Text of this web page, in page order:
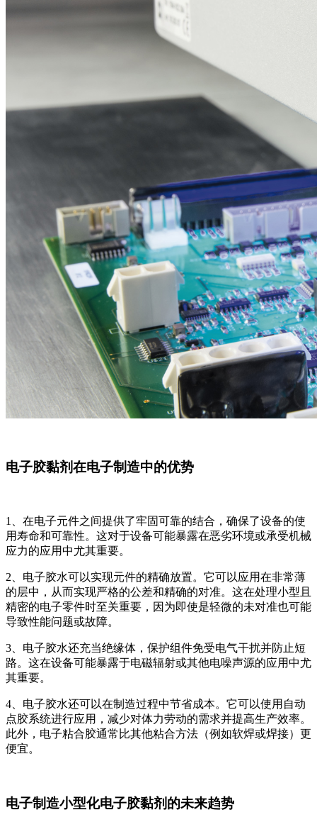
电子胶黏剂在电子制造中的优势
1、在电子元件之间提供了牢固可靠的结合，确保了设备的使
用寿命和可靠性。这对于设备可能暴露在恶劣环境或承受机械
应力的应用中尤其重要。
2、电子胶水可以实现元件的精确放置。它可以应用在非常薄
的层中，从而实现严格的公差和精确的对准。这在处理小型且
精密的电子零件时至关重要，因为即使是轻微的未对准也可能
导致性能问题或故障。
3、电子胶水还充当绝缘体，保护组件免受电气干扰并防止短
路。这在设备可能暴露于电磁辐射或其他电噪声源的应用中尤
其重要。
4、电子胶水还可以在制造过程中节省成本。它可以使用自动
点胶系统进行应用，减少对体力劳动的需求并提高生产效率。
此外，电子粘合胶通常比其他粘合方法（例如软焊或焊接）更
便宜。
电子制造小型化电子胶黏剂的未来趋势